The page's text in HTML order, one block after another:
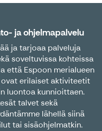
ja ohjelmapalvelu
ja tarjoaa palveluja
soveltuvissa kohteissa
että Espoon merialueen
ovat erilaiset aktiviteetit
luontoa kunnioittaen.
talvet sekä
lähellä siinä
tai sisäohjelmatkin.